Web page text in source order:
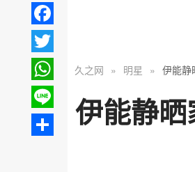
久之网 » 明星 » 伊能静
伊能静
WeChat
Facebook
Twitter
WhatsApp
Line